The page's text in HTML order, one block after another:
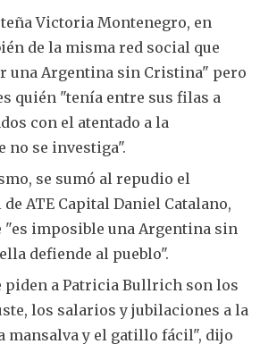
Victoria Montenegro, en
de la misma red social que
una Argentina sin Cristina" pero
quién "tenía entre sus filas a
con el atentado a la
no se investiga".
se sumó al repudio el
ATE Capital Daniel Catalano,
"es imposible una Argentina sin
defiende al pueblo".
piden a Patricia Bullrich son los
los salarios y jubilaciones a la
mansalva y el gatillo fácil", dijo